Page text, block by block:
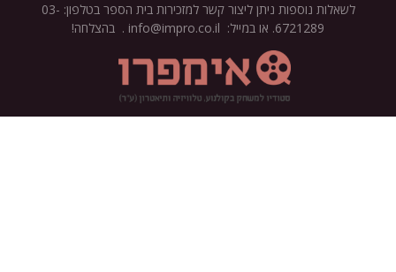
לשאלות נוספות ניתן ליצור קשר למזכירות בית הספר בטלפון: 03-
6721289. או במייל: info@impro.co.il . בהצלחה!